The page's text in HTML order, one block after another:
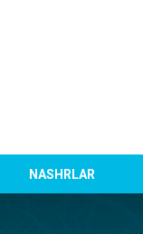
NASHRLAR